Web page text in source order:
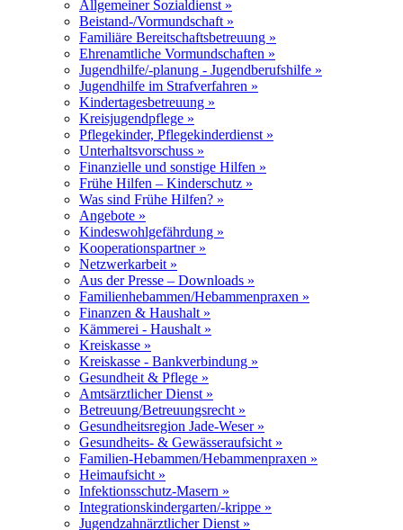
Allgemeiner Sozialdienst »
Beistand-/Vormundschaft »
Familiäre Bereitschaftsbetreuung »
Ehrenamtliche Vormundschaften »
Jugendhilfe/-planung - Jugendberufshilfe »
Jugendhilfe im Strafverfahren »
Kindertagesbetreuung »
Kreisjugendpflege »
Pflegekinder, Pflegekinderdienst »
Unterhaltsvorschuss »
Finanzielle und sonstige Hilfen »
Frühe Hilfen – Kinderschutz »
Was sind Frühe Hilfen? »
Angebote »
Kindeswohlgefährdung »
Kooperationspartner »
Netzwerkarbeit »
Aus der Presse – Downloads »
Familienhebammen/Hebammenpraxen »
Finanzen & Haushalt »
Kämmerei - Haushalt »
Kreiskasse »
Kreiskasse - Bankverbindung »
Gesundheit & Pflege »
Amtsärztlicher Dienst »
Betreuung/Betreuungsrecht »
Gesundheitsregion Jade-Weser »
Gesundheits- & Gewässeraufsicht »
Familien-Hebammen/Hebammenpraxen »
Heimaufsicht »
Infektionsschutz-Masern »
Integrationskindergarten/-krippe »
Jugendzahnärztlicher Dienst »